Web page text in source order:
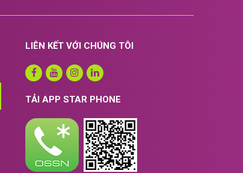
LIÊN KẾT VỚI CHÚNG TÔI
TẢI APP STAR PHONE